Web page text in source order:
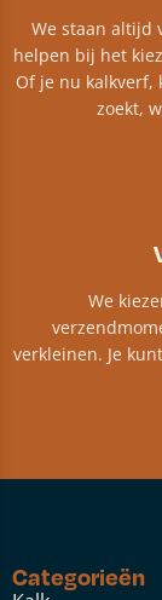
We staan altijd
helpen bij het
Of je nu kalkverf,
zoekt,
We
verkleinen. Je
Categorieën